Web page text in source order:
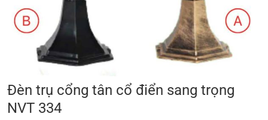
Đèn trụ cổng tân cổ điển sang trọng
NVT 334